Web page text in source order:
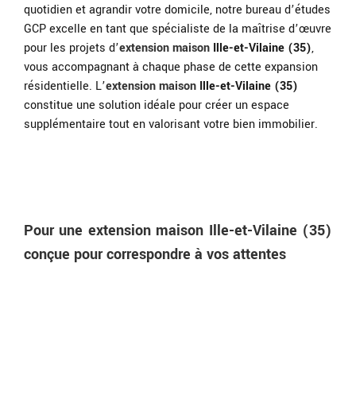
quotidien et agrandir votre domicile, notre bureau d’études
GCP excelle en tant que spécialiste de la maîtrise d’œuvre
pour les projets d’extension maison Ille-et-Vilaine (35),
vous accompagnant à chaque phase de cette expansion
résidentielle. L’extension maison Ille-et-Vilaine (35)
constitue une solution idéale pour créer un espace
supplémentaire tout en valorisant votre bien immobilier.
Pour une extension maison Ille-et-Vilaine (35)
conçue pour correspondre à vos attentes